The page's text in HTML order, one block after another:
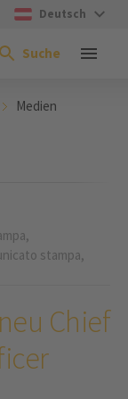
Deutsch
Suche
Medien
stampa,
Chief